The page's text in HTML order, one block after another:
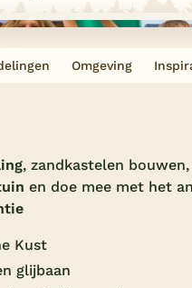
Omgeving
, zandkastelen
en doe mee met het
Kust
glijbaan